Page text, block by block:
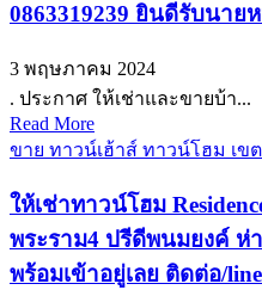
0863319239 ยินดีรับนาย
3 พฤษภาคม 2024
. ประกาศ ให้เช่าและขายบ้า...
Read More
ขาย ทาวน์เฮ้าส์ ทาวน์โฮม เข
ให้เช่าทาวน์โฮม
พระราม4 ปรีดีพนมยงค์ ห่
พร้อมเข้าอยู่เลย ติดต่อ/